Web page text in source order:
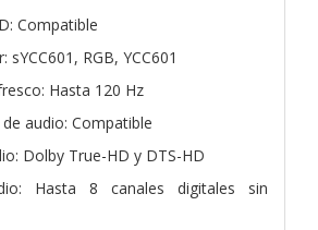
Compatible
sYCC601, RGB, YCC601
Hasta 120 Hz
audio: Compatible
Dolby True-HD y DTS-HD
Hasta 8 canales digitales sin